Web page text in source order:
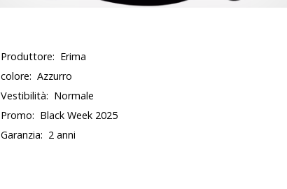
Produttore: Erima
colore: Azzurro
Vestibilità: Normale
Promo: Black Week 2025
Garanzia: 2 anni